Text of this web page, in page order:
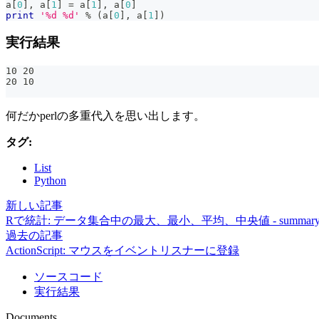
a [0 ] , a [ 1 ] = a [ 1 ] , a [0 ]
print
'%d %d' % ( a [0 ] , a [ 1 ] )
実行結果
10 20
20 10
何だかperlの多重代入を思い出します。
タグ:
List
Python
新しい記事
Rで統計: データ集合中の最大、最小、平均、中央値 -
過去の記事
ActionScript: マウスをイベントリスナーに登録
ソースコード
実行結果